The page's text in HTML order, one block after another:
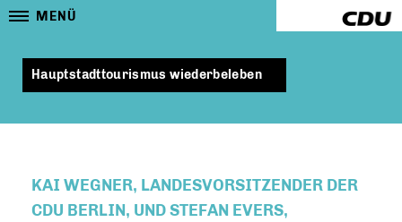
MENÜ
Hauptstadttourismus wiederbeleben
KAI WEGNER, LANDESVORSITZENDER DER
CDU BERLIN, UND STEFAN EVERS,